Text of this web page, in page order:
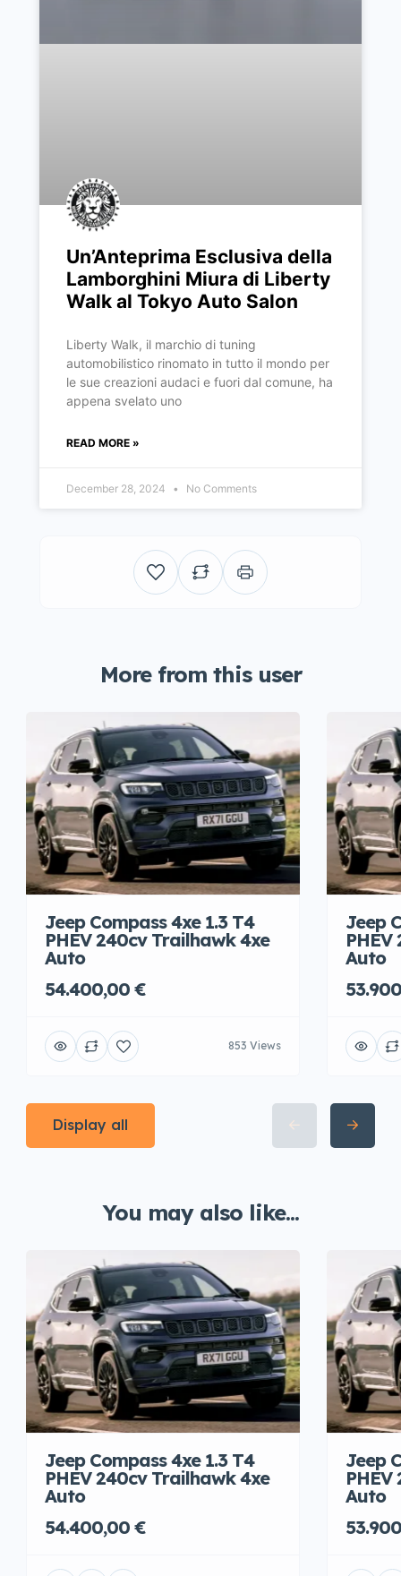
Un’Anteprima Esclusiva della
Lamborghini Miura di Liberty
Walk al Tokyo Auto Salon
Liberty Walk, il marchio di tuning
automobilistico rinomato in tutto il mondo per
le sue creazioni audaci e fuori dal comune, ha
appena svelato uno
READ MORE »
December 28, 2024 No Comments
More from this user
Jeep Compass 4xe 1.3 T4
PHEV 240cv Trailhawk 4xe
Auto
54.400,00 €
853 Views
Jeep
Auto
Display all
You may also like...
Jeep Compass 4xe 1.3 T4
PHEV 240cv Trailhawk 4xe
Auto
54.400,00 €
Jeep
Auto